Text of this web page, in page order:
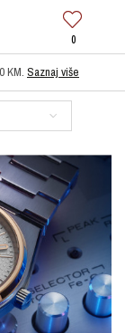
0
KM. Saznaj više